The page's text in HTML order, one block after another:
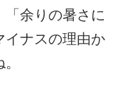
「余りの暑さに
イナスの理由か